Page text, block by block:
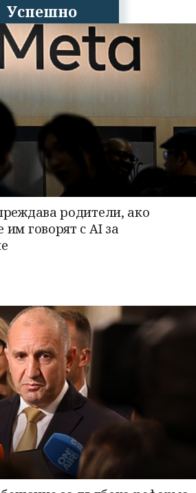
Успешно
от
профила си!
родители, ако
говорят с AI за